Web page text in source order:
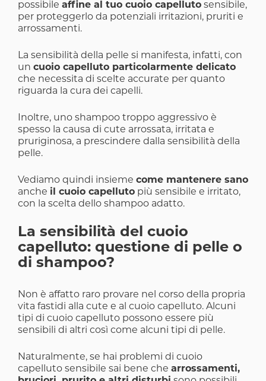
possibile affine al tuo cuoio capelluto sensibile,
per proteggerlo da potenziali irritazioni, pruriti e
arrossamenti.
La sensibilità della pelle si manifesta, infatti, con
un cuoio capelluto particolarmente delicato
che necessita di scelte accurate per quanto
riguarda la cura dei capelli.
Inoltre, uno shampoo troppo aggressivo è
spesso la causa di cute arrossata, irritata e
pruriginosa, a prescindere dalla sensibilità della
pelle.
Vediamo quindi insieme come mantenere sano
anche il cuoio capelluto più sensibile e irritato,
con la scelta dello shampoo adatto.
La sensibilità del cuoio
capelluto: questione di pelle o
di shampoo?
Non è affatto raro provare nel corso della propria
vita fastidi alla cute e al cuoio capelluto. Alcuni
tipi di cuoio capelluto possono essere più
sensibili di altri così come alcuni tipi di pelle.
Naturalmente, se hai problemi di cuoio
capelluto sensibile sai bene che arrossamenti,